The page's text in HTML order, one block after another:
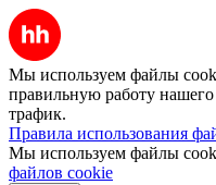
Мы используем файлы
правильную работу нашего
трафик.
Правила использования
Мы используем файлы
файлов cookie